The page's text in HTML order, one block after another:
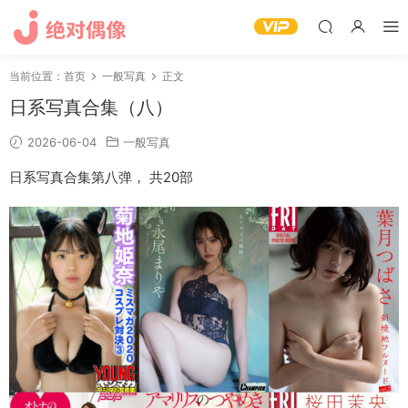
当前位置： 首页 一般写真 正文
日系写真合集（八）
2026-06-04 一般写真
日系写真合集第八弹， 共20部